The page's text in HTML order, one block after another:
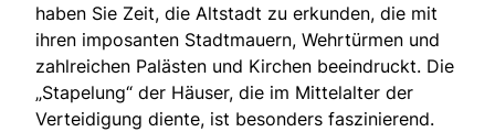
haben Sie Zeit, die Altstadt zu erkunden, die mit
ihren imposanten Stadtmauern, Wehrtürmen und
zahlreichen Palästen und Kirchen beeindruckt. Die
„Stapelung“ der Häuser, die im Mittelalter der
Verteidigung diente, ist besonders faszinierend.